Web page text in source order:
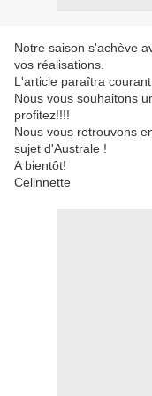
Notre saison s'achève
vos réalisations.
L'article paraîtra
Nous vous souhaitons
profitez!!!!
Nous vous retrouvons
sujet d'Australe !
A bientôt!
Celinnette